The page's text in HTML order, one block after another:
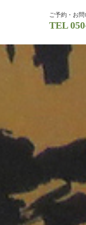
ご予約・お
TEL